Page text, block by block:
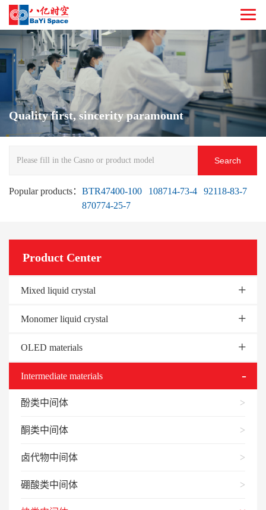
Quality first, sincerity paramount
Search
Popular products： BTR47400-100 108714-73-4
92118-83-7
870774-25-7
Product Center
Mixed liquid crystal
Monomer liquid crystal
OLED materials
Intermediate materials
酚类中间体
酮类中间体
卤代物中间体
硼酸类中间体